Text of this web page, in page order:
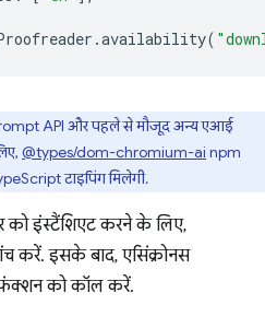
.availability(
API और पहले से मौजूद अन्य एआई
@types/dom-chromium-ai npm
टाइपिंग मिलेगी.
को इंस्टैंशिएट करने के लिए,
करें. इसके बाद, एसिंक्रोनस
को कॉल करें.